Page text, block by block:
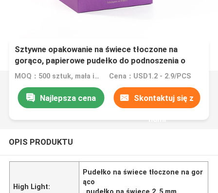
Sztywne opakowanie na świece tłoczone na
gorąco, papierowe pudełko do podnoszenia o
grubości 2,5 mm
MOQ：500 sztuk, mała ilość jest akceptowalna Cena：USD1.2 - 2.9/PCS
Najlepsza cena Skontaktuj się z
nami
OPIS PRODUKTU
High Light:
Pudełko na świece tłoczone na gor
ąco
, pudełko na świece 2, 5 mm,